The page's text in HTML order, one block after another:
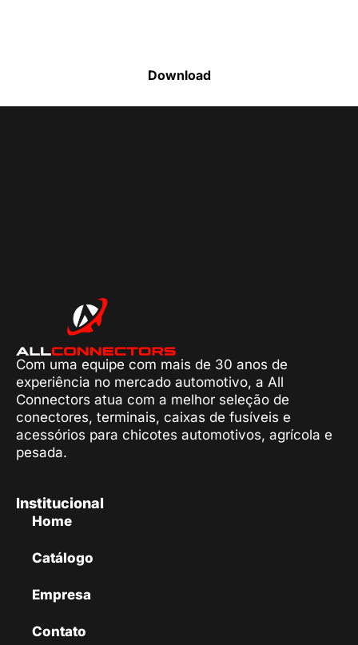
Download
Com uma equipe com mais de 30 anos de
experiência no mercado automotivo, a All
Connectors atua com a melhor seleção de
conectores, terminais, caixas de fusíveis e
acessórios para chicotes automotivos, agrícola e
pesada.
Institucional
Home
Catálogo
Empresa
Contato